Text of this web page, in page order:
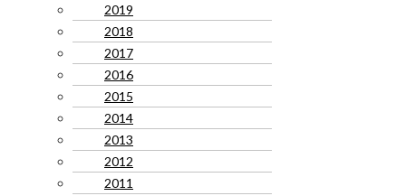
2019
2018
2017
2016
2015
2014
2013
2012
2011